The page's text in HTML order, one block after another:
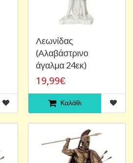
Λεωνίδας
(Αλαβάστρινο
άγαλμα 24εκ)
19,99€
Καλάθι